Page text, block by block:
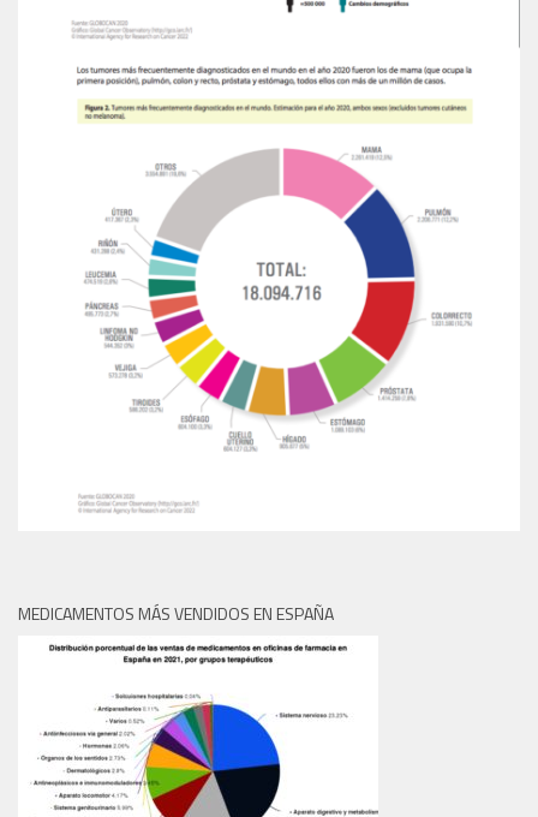
MEDICAMENTOS MÁS VENDIDOS EN ESPAÑA